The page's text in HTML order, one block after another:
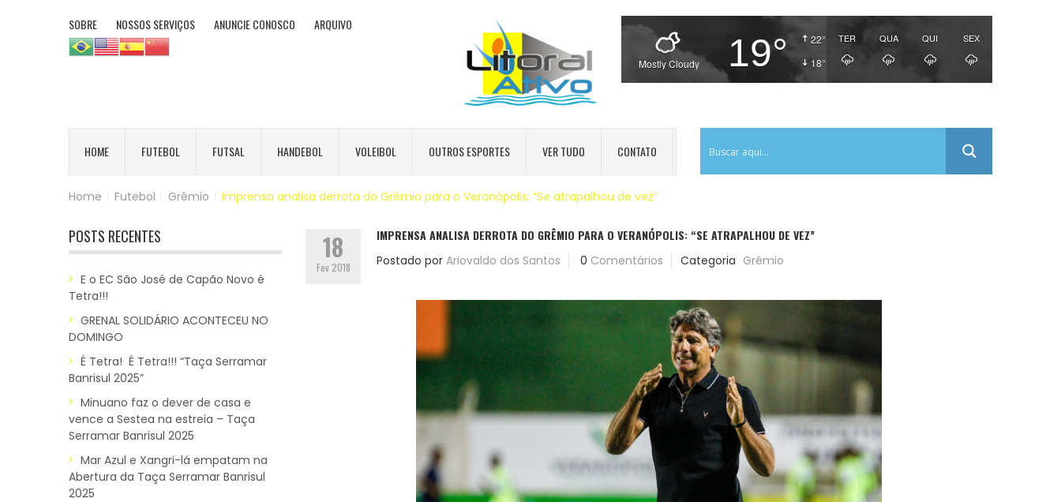
SOBRE NOSSOS SERVIÇOS ANUNCIE CONOSCO ARQUIVO
22°
18°
Mostly Cloudy 19° TER QUA QUI SEX
HOME FUTEBOL FUTSAL HANDEBOL VOLEIBOL OUTROS ESPORTES VER TUDO CONTATO
Home Futebol Grêmio Imprensa analisa derrota do Grêmio para o Veranópolis: “Se atrapalhou de vez”
POSTS RECENTES
E o EC São José de Capão Novo é
Tetra!!!
GRENAL SOLIDÁRIO ACONTECEU NO
DOMINGO
É Tetra! É Tetra!!! “Taça Serramar
Banrisul 2025”
Minuano faz o dever de casa e
vence a Sestea na estreia – Taça
Serramar Banrisul 2025
Mar Azul e Xangri-lá empatam na
Abertura da Taça Serramar Banrisul
2025
18
Fev 2018
IMPRENSA ANALISA DERROTA DO GRÊMIO PARA O VERANÓPOLIS: “SE ATRAPALHOU DE VEZ”
Postado por Ariovaldo dos Santos 0 Comentários Categoria Grêmio